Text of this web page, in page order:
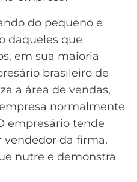
do pequeno e
daqueles que
em sua maioria
brasileiro de
a área de vendas,
normalmente
empresário tende
vendedor da firma.
nutre e demonstra